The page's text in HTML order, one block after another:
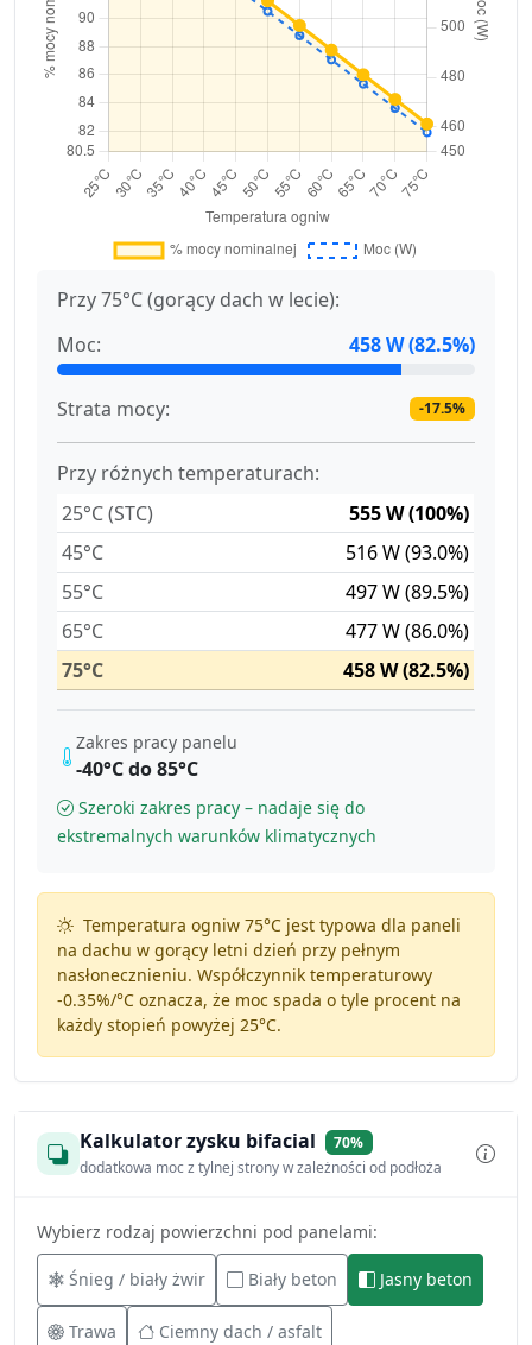
Przy 75°C (gorący dach w lecie):
Moc:
458 W (82.5%)
Strata mocy: -17.5%
Przy różnych temperaturach:
25°C (STC)
555 W (100%)
45°C
516 W (93.0%)
55°C
497 W (89.5%)
65°C
477 W (86.0%)
75°C
458 W (82.5%)
Zakres pracy panelu
-40°C do 85°C
Szeroki zakres pracy – nadaje się do
ekstremalnych warunków klimatycznych
Temperatura ogniw 75°C jest typowa dla paneli
na dachu w gorący letni dzień przy pełnym
nasłonecznieniu. Współczynnik temperaturowy
-0.35%/°Coznacza, że moc spada o tyle procent na
każdy stopień powyżej 25°C.
Kalkulator zysku bifacial
70%
dodatkowa moc z tylnej strony w zależności od podłoża
Wybierz rodzaj powierzchni pod panelami:
Śnieg / biały żwir Biały beton Jasny beton
Trawa Ciemny dach / asfalt